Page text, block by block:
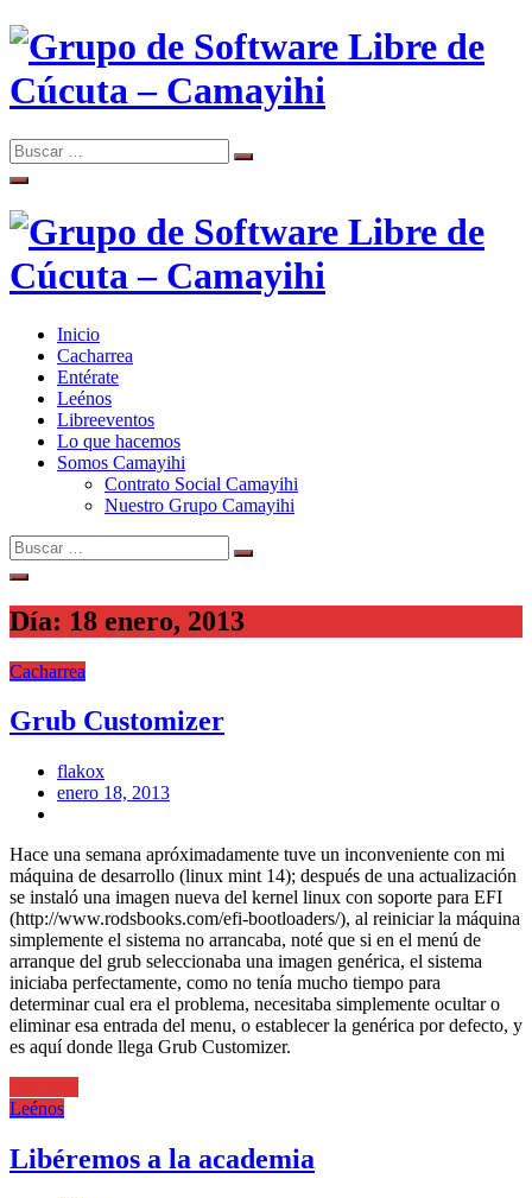
Skip
content
Grupo de Software Libre de
Cúcuta – Camayihi
Comunidad de Software Libre de Cúcuta
Search
for:
Search
Grupo de Software Libre de
Cúcuta – Camayihi
Comunidad de Software Libre de Cúcuta
Inicio
Cacharrea
Entérate
Leénos
Libreeventos
Lo que hacemos
Somos Camayihi
Contrato Social Camayihi
Nuestro Grupo Camayihi
Search
for:
Search
Día: 18 enero, 2013
Cacharrea
Grub Customizer
flakox
Posted
enero 18, 2013
Hace una semana apróximadamente tuve un inconveniente con mi
máquina de desarrollo (linux mint 14); después de una actualización
se instaló una imagen nueva del kernel linux con soporte para EFI
(http://www.rodsbooks.com/efi-bootloaders/), al reiniciar la máquina
simplemente el sistema no arrancaba, noté que si en el menú de
arranque del grub seleccionaba una imagen genérica, el sistema
iniciaba perfectamente, como no tenía mucho tiempo para
determinar cual era el problema, necesitaba simplemente ocultar o
eliminar esa entrada del menu, o establecer la genérica por defecto, y
es aquí donde llega Grub Customizer.
Leénos
Libéremos a la academia